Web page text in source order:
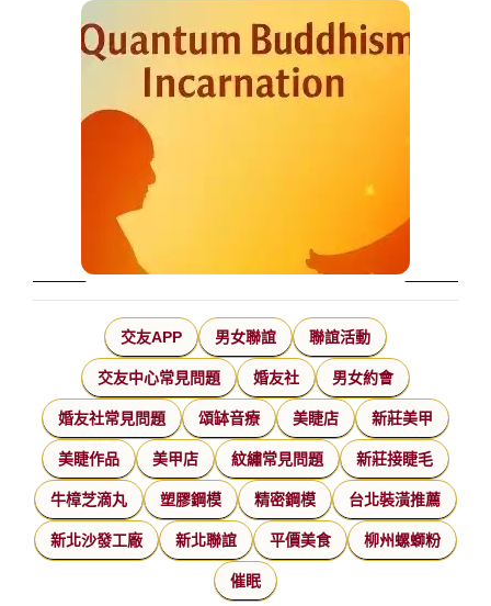
交友APP 男女聯誼 聯誼活動
交友中心常見問題 婚友社 男女約會
婚友社常見問題 頌缽音療 美睫店 新莊美甲
美睫作品 美甲店 紋繡常見問題 新莊接睫毛
牛樟芝滴丸 塑膠鋼模 精密鋼模 台北裝潢推薦
新北沙發工廠 新北聯誼 平價美食 柳州螺螄粉
催眠